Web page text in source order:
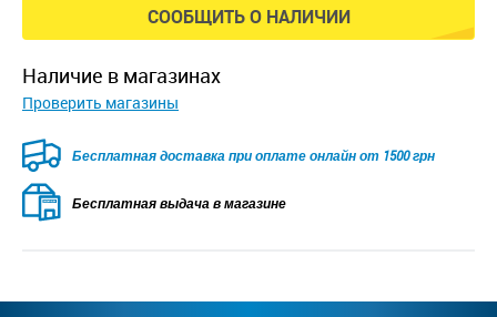
СООБЩИТЬ О НАЛИЧИИ
наличие в магазинах
Проверить магазины
Бесплатная доставка при оплате онлайн от 1500 грн
Бесплатная выдача в магазине